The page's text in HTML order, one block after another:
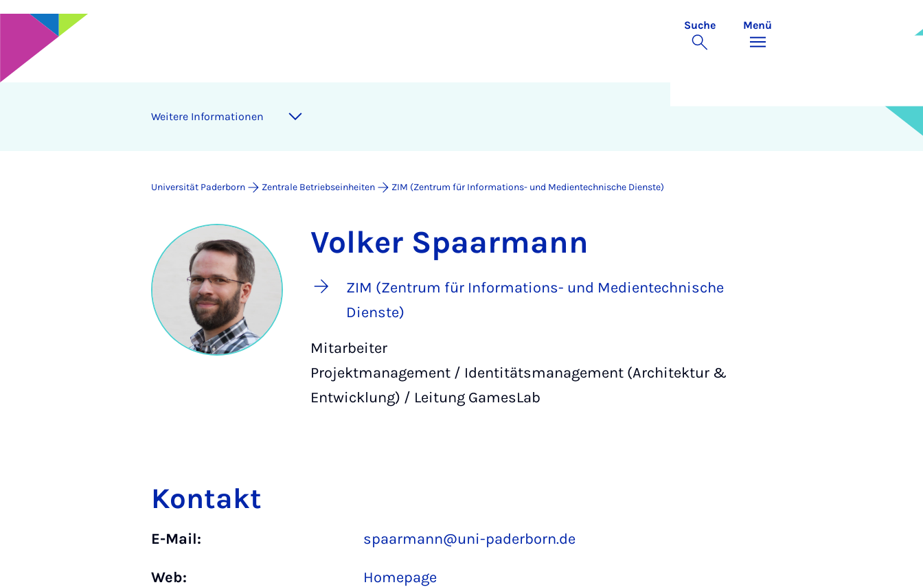
Suche Menü
Weitere Informationen
Universität Paderborn Zentrale Betriebseinheiten ZIM (Zentrum für Informations- und Medientechnische Dienste)
Volker Spaarmann
ZIM (Zentrum für Informations- und Medientechnische
Dienste)
Mitarbeiter
Projektmanagement / Identitätsmanagement (Architektur &
Entwicklung) / Leitung GamesLab
Kontakt
E-Mail: spaarmann@uni-paderborn.de
Web: Homepage